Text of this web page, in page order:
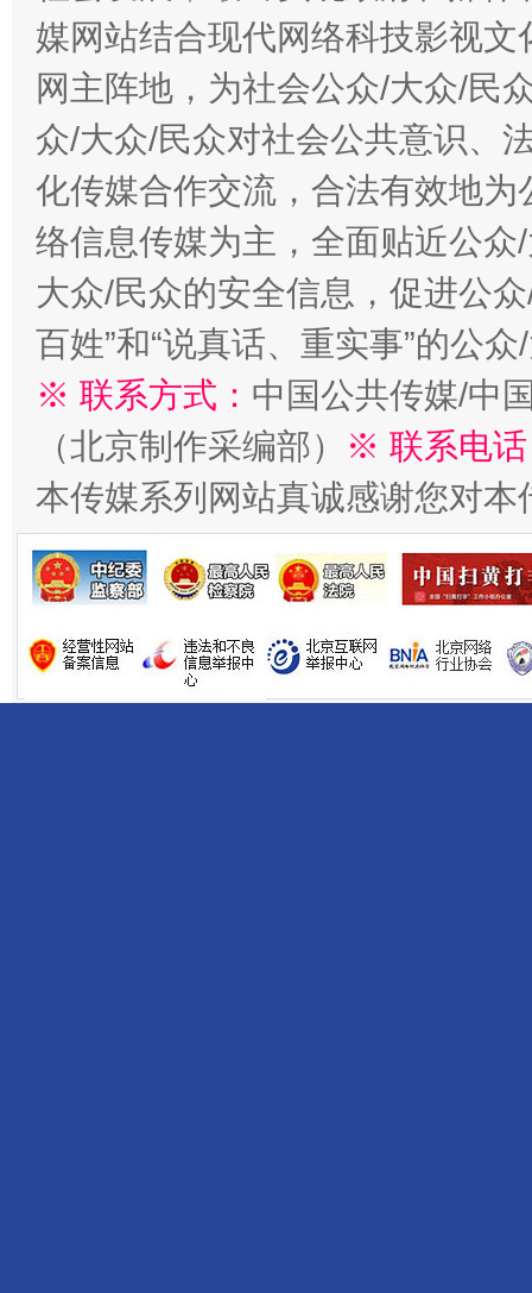
东山县通报“牛蛙产品抗生素超标问题” 法
千年窑火 生生不息 一
媒网站结合现代网络科技影视
网主阵地，为社会公众/大众/民
众/大众/民众对社会公共意识、
化传媒合作交流，合法有效地
络信息传媒为主，全面贴近公
大众/民众的安全信息，促进公
百姓”和“说真话、重实事”的公
※ 联系方式： 中国公共传媒/中
（北京制作采编部）
※ 联系电
本传媒系列网站真诚感谢您对